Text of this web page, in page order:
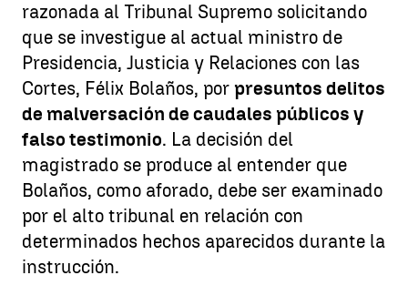
razonada al Tribunal Supremo solicitando
que se investigue al actual ministro de
Presidencia, Justicia y Relaciones con las
Cortes, Félix Bolaños, por presuntos delitos
de malversación de caudales públicos y
falso testimonio. La decisión del
magistrado se produce al entender que
Bolaños, como aforado, debe ser examinado
por el alto tribunal en relación con
determinados hechos aparecidos durante la
instrucción.